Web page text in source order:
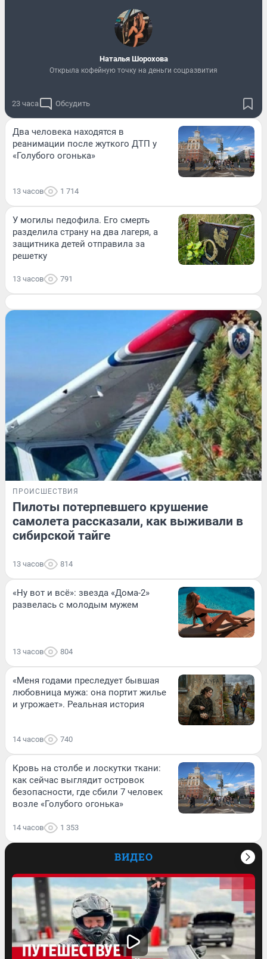
Наталья Шорохова
Открыла кофейную точку на деньги соцразвития
23 часа Обсудить
Два человека находятся в
реанимации после жуткого ДТП у
«Голубого огонька»
13 часов 1 714
У могилы педофила. Его смерть
разделила страну на два лагеря, а
защитника детей отправила за
решетку
13 часов 791
ПРОИСШЕСТВИЯ
Пилоты потерпевшего крушение
самолета рассказали, как выживали в
сибирской тайге
13 часов 814
«Ну вот и всё»: звезда «Дома-2»
развелась с молодым мужем
13 часов 804
«Меня годами преследует бывшая
любовница мужа: она портит жилье
и угрожает». Реальная история
14 часов 740
Кровь на столбе и лоскутки ткани:
как сейчас выглядит островок
безопасности, где сбили 7 человек
возле «Голубого огонька»
14 часов 1 353
ВИДЕО